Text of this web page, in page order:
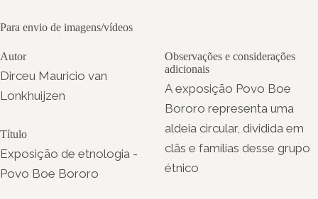
Para envio de imagens/vídeos
Autor
Dirceu Mauricio van
Lonkhuijzen
Título
Exposição de etnologia -
Povo Boe Bororo
Observações e considerações
adicionais
A exposição Povo Boe
Bororo representa uma
aldeia circular, dividida em
clãs e famílias desse grupo
étnico